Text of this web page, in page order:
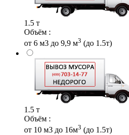
1.5 т
Объём :
от 6 м3 до 9,9 м3 (до 1.5т)
1.5 т
Объём :
от 10 м3 до 16м3 (до 1.5т)